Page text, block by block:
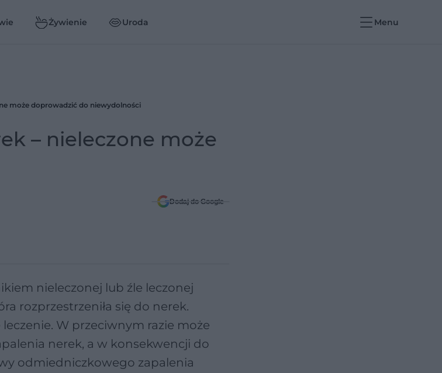
Żywienie Uroda Menu
może doprowadzić do niewydolności
– nieleczone może
Dodaj do Google
nieleczonej lub źle leczonej
rozprzestrzeniła się do nerek.
W przeciwnym razie może
nerek, a w konsekwencji do
odmiedniczkowego zapalenia